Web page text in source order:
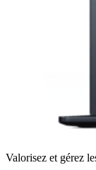
Valorisez et gérez